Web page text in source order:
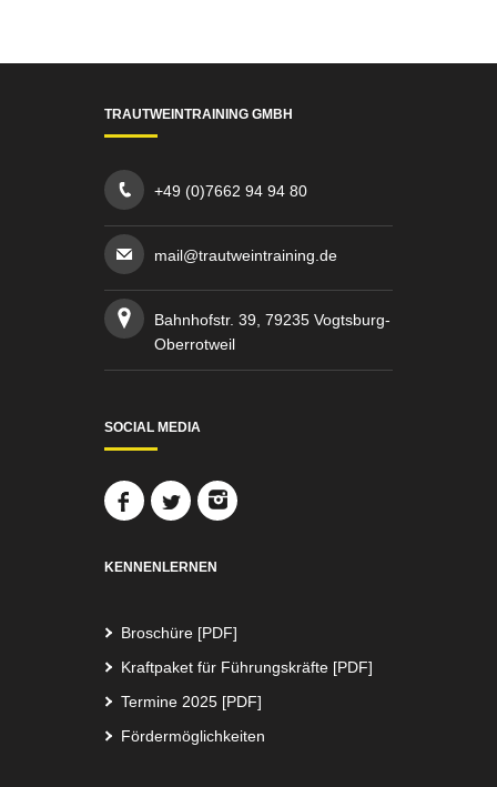
TRAUTWEINTRAINING GMBH
+49 (0)7662 94 94 80
mail@trautweintraining.de
Bahnhofstr. 39, 79235 Vogtsburg-
Oberrotweil
SOCIAL MEDIA
KENNENLERNEN
Broschüre [PDF]
Kraftpaket für Führungskräfte [PDF]
Termine 2025 [PDF]
Fördermöglichkeiten